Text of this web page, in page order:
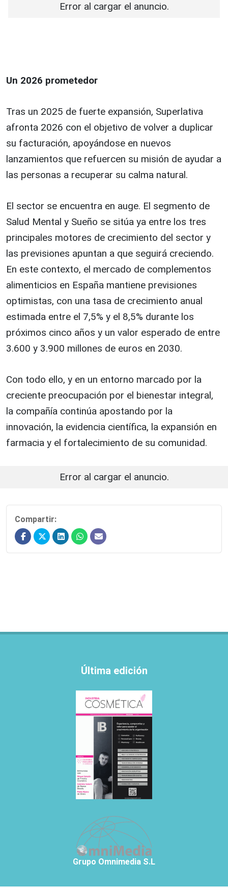
Error al cargar el anuncio.
Un 2026 prometedor
Tras un 2025 de fuerte expansión, Superlativa
afronta 2026 con el objetivo de volver a duplicar
su facturación, apoyándose en nuevos
lanzamientos que refuercen su misión de ayudar a
las personas a recuperar su calma natural.
El sector se encuentra en auge. El segmento de
Salud Mental y Sueño se sitúa ya entre los tres
principales motores de crecimiento del sector y
las previsiones apuntan a que seguirá creciendo.
En este contexto, el mercado de complementos
alimenticios en España mantiene previsiones
optimistas, con una tasa de crecimiento anual
estimada entre el 7,5% y el 8,5% durante los
próximos cinco años y un valor esperado de entre
3.600 y 3.900 millones de euros en 2030.
Con todo ello, y en un entorno marcado por la
creciente preocupación por el bienestar integral,
la compañía continúa apostando por la
innovación, la evidencia científica, la expansión en
farmacia y el fortalecimiento de su comunidad.
Error al cargar el anuncio.
Compartir:
Última edición
Grupo Omnimedia S.L